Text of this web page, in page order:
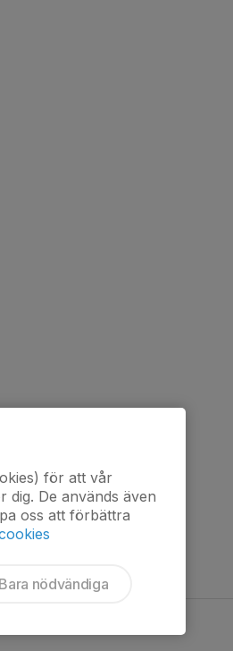
för att vår
De används även
oss att förbättra
Bara nödvändiga